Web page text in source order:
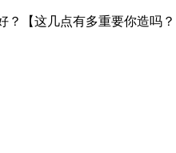
？【这几点有多重要你造